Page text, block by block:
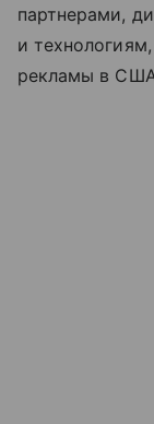
партнерами,
и
рекламы в